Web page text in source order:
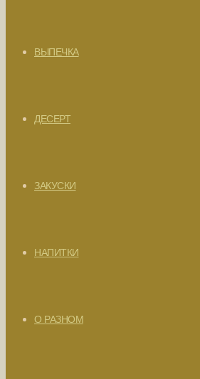
ВЫПЕЧКА
ДЕСЕРТ
ЗАКУСКИ
НАПИТКИ
О РАЗНОМ